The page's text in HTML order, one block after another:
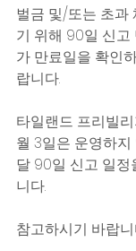
벌금 및/또는 초과
기 위해 90일 신고
가 만료일을 확인
랍니다.
타일랜드 프리빌리
월 3일은 운영하지
달 90일 신고 일
니다.
참고하시기 바랍니